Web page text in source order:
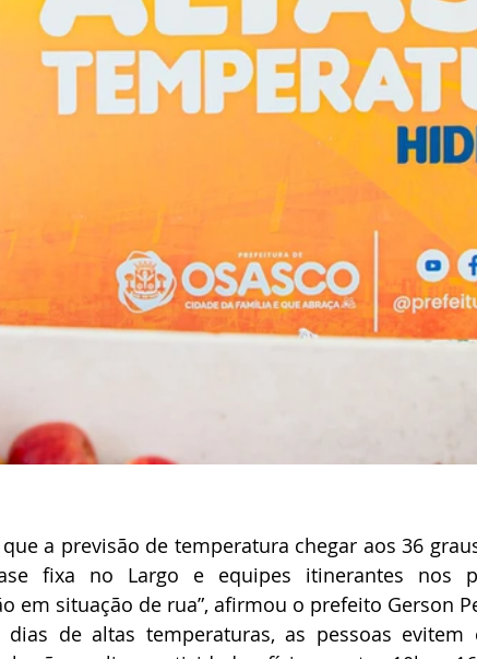
a previsão de temperatura chegar aos 36
fixa no Largo e equipes itinerantes nos
em situação de rua”, afirmou o prefeito Gerson
de altas temperaturas, as pessoas evitem